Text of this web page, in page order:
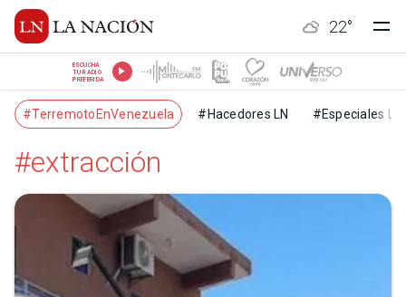
22°
ESCUCHÁ
TU RADIO
PREFERIDA
#TerremotoEnVenezuela #Hacedores LN #Especiales LN
#extracción